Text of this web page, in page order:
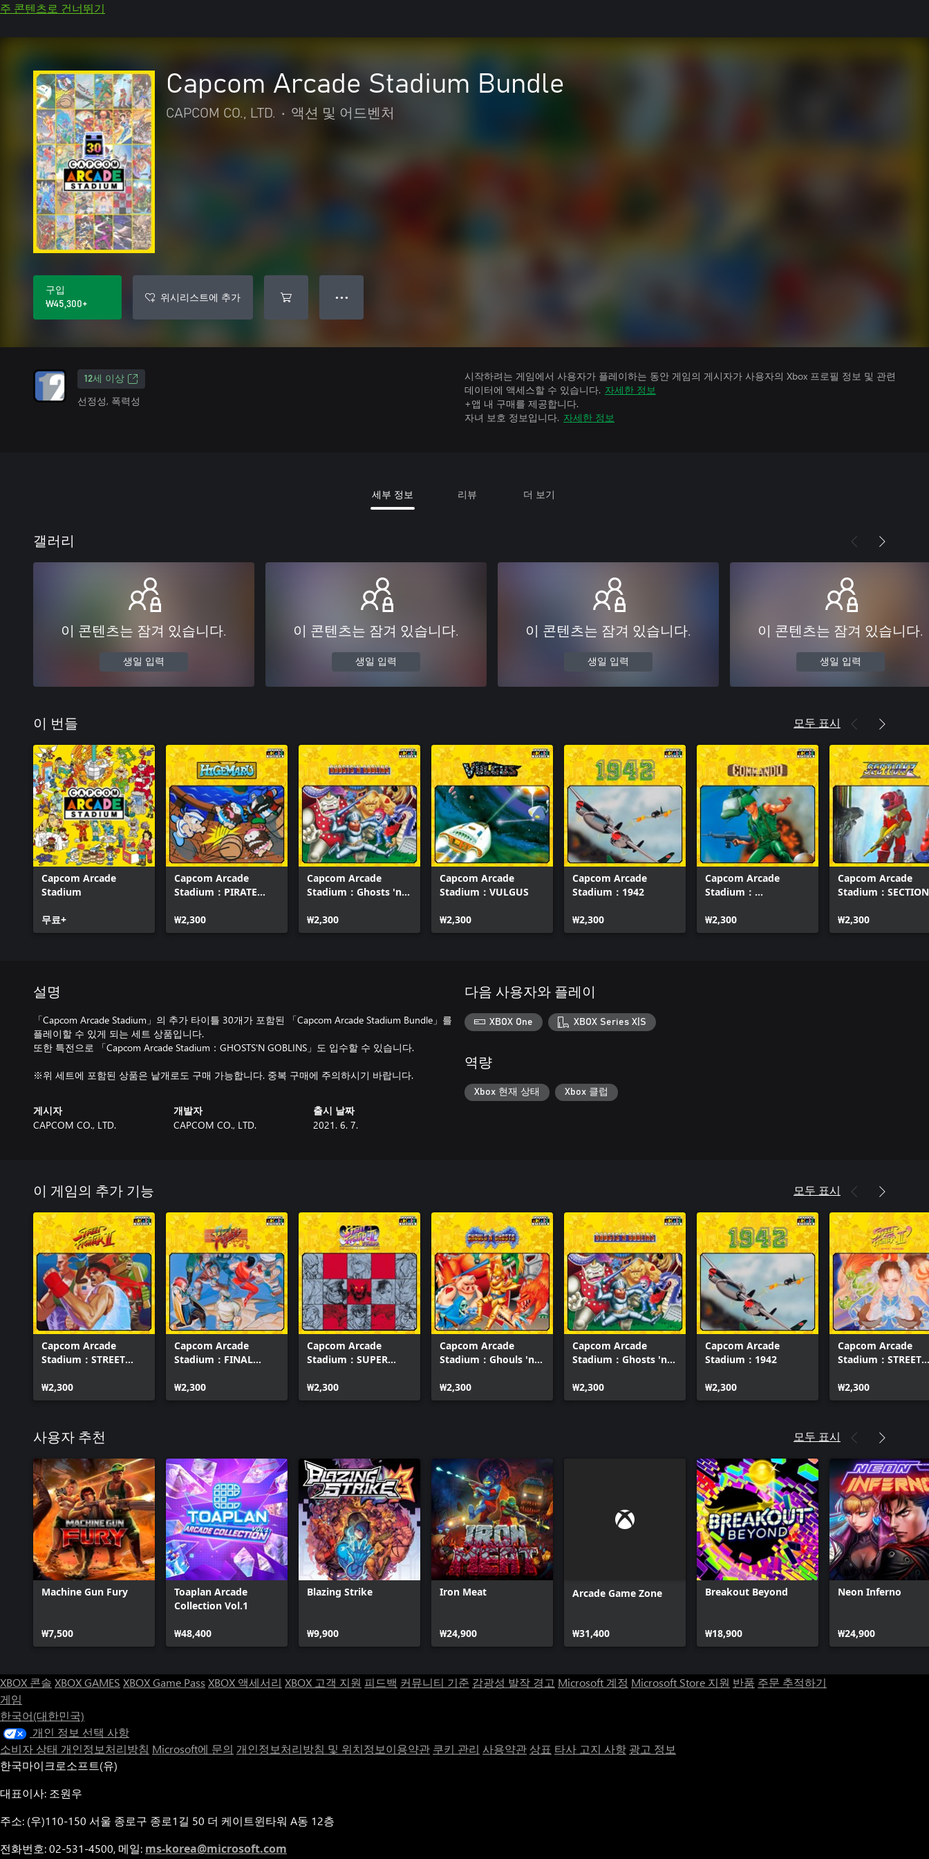
주 콘텐츠로 건너뛰기
Capcom Arcade Stadium Bundle
CAPCOM CO., LTD. • 액션 및 어드벤처
구입
₩45,300+
위시리스트에 추가 ● ● ●
12세 이상
선정성, 폭력성
시작하려는 게임에서 사용자가 플레이하는 동안 게임의 게시자가 사용자의 Xbox 프로필 정보 및 관련
데이터에 액세스할 수 있습니다. 자세한 정보
+앱 내 구매를 제공합니다.
자녀 보호 정보입니다. 자세한 정보
세부 정보 리뷰 더 보기
갤러리
이 콘텐츠는 잠겨 있습니다.
생일 입력
이 콘텐츠는 잠겨 있습니다.
생일 입력
이 콘텐츠는 잠겨 있습니다.
생일 입력
이 콘텐츠는 잠겨 있습니다.
생일 입력
이 번들 모두 표시
Capcom Arcade
Stadium
무료+
Capcom Arcade
Stadium：PIRATE
₩2,300
Capcom Arcade
Stadium：Ghosts 'n
₩2,300
Capcom Arcade
Stadium：VULGUS
₩2,300
Capcom Arcade
Stadium：1942
₩2,300
Capcom Arcade
Stadium：
₩2,300
Capcom Arcade
Stadium：
₩2,300
설명
「Capcom Arcade Stadium」의 추가 타이틀 30개가 포함된 「Capcom Arcade Stadium Bundle」를
플레이할 수 있게 되는 세트 상품입니다.
또한 특전으로 「Capcom Arcade Stadium：GHOSTS'N GOBLINS」도 입수할 수 있습니다.
※위 세트에 포함된 상품은 낱개로도 구매 가능합니다. 중복 구매에 주의하시기 바랍니다.
게시자
CAPCOM CO., LTD.
개발자
CAPCOM CO., LTD.
출시 날짜
2021. 6. 7.
다음 사용자와 플레이
XBOX One XBOX Series X|S
역량
Xbox 현재 상태 Xbox 클럽
이 게임의 추가 기능 모두 표시
Capcom Arcade
Stadium：STREET
World Warrior -
₩2,300
Capcom Arcade
Stadium：FINAL
₩2,300
Capcom Arcade
Stadium：SUPER
IITURBO
₩2,300
Capcom Arcade
Stadium：Ghouls 'n
₩2,300
Capcom Arcade
Stadium：Ghosts 'n
₩2,300
Capcom Arcade
Stadium：1942
₩2,300
Capcom Arcade
Stadium：STREET
Fighting -
₩2,300
사용자 추천 모두 표시
Machine Gun Fury
₩7,500
Toaplan Arcade
Collection Vol.1
₩48,400
Blazing Strike
₩9,900
Iron Meat
₩24,900
Arcade Game Zone
₩31,400
Breakout Beyond
₩18,900
Neon Inferno
₩24,900
XBOX 콘솔 XBOX GAMES XBOX Game Pass XBOX 액세서리 XBOX 고객 지원 피드백 커뮤니티 기준 감광성 발작 경고 Microsoft 계정 Microsoft Store 지원 반품 주문 추적하기
게임
한국어(대한민국)
개인 정보 선택 사항
소비자 상태 개인정보처리방침 Microsoft에 문의 개인정보처리방침 및 위치정보이용약관 쿠키 관리 사용약관 상표 타사 고지 사항 광고 정보
한국마이크로소프트(유)
대표이사: 조원우
주소: (우)110-150 서울 종로구 종로1길 50 더 케이트윈타워 A동 12층
전화번호: 02-531-4500, 메일: ms-korea@microsoft.com